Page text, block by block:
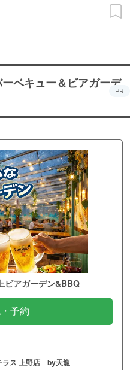
ベキュー＆ビアガーデ
PR
ビアガーデン&BBQ
予約
ラス 上野店 by天龍